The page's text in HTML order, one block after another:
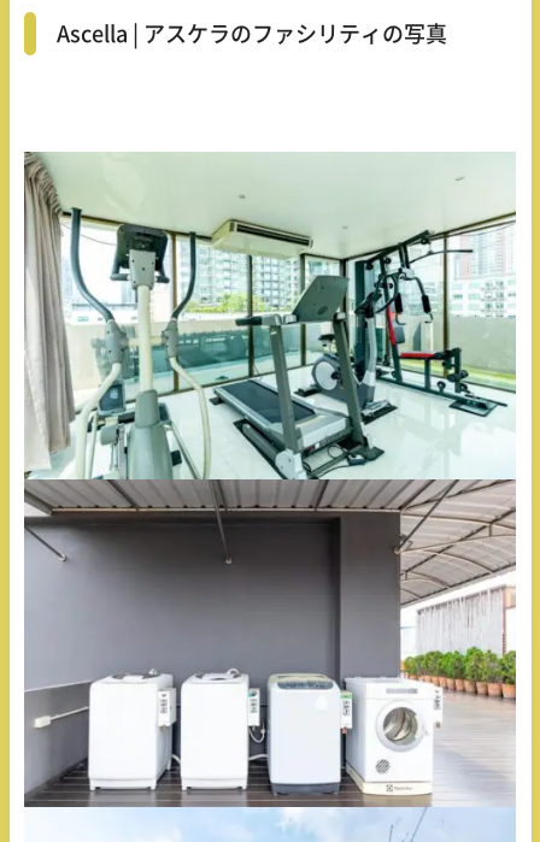
Ascella | アスケラのファシリティの写真